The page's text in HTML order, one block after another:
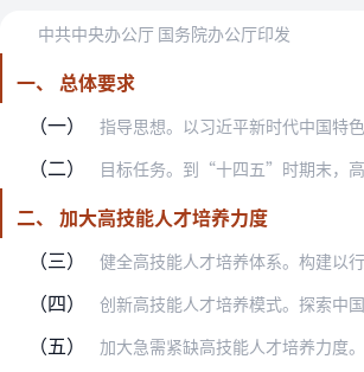
中共中央办公厅 国务院办公厅印发
一、 总体要求
（一）
指导思想。以习近平新时代中国特色社会主义思想为指导，深入贯彻党的十九大和十九届历次全会精神，全面贯彻习近平总
（二） 目标任务。到“十四五”时期末，高技能人才制度政策更加健全、培养体系更加完善、岗位使用更加合理、评价机制更加科
二、 加大高技能人才培养力度
（三）
健全高技能人才培养体系。构建以行业企业为主体、职业学校（含技工院校，下同）为基础、政府推动与社会支持相结合的高技
（四） 创新高技能人才培养模式。探索中国特色学徒制。深化产教融合、校企合作，开展订单式培养、套餐制培训，创新校企双制
（五） 加大急需紧缺高技能人才培养力度。围绕国家重大战略、重大工程、重大项目、重点产业对高技能人才的需求，实施高技能